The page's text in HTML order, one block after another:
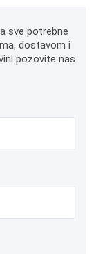
sve potrebne
dostavom i
pozovite nas